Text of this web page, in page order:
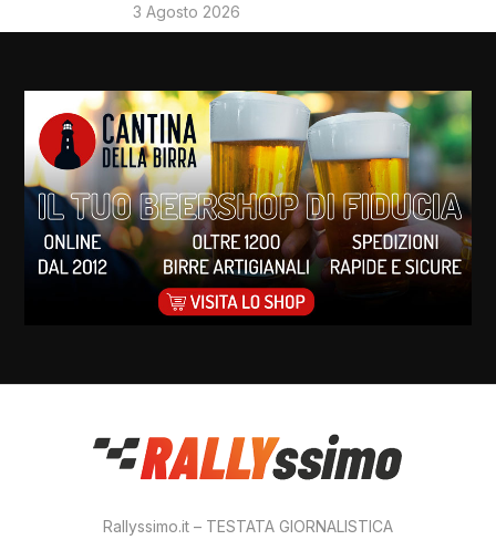
3 Agosto 2026
Rallyssimo.it – TESTATA GIORNALISTICA